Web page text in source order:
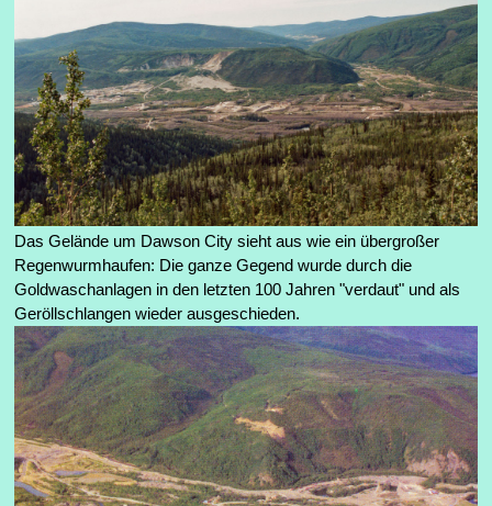
Das Gelände um Dawson City sieht aus wie ein übergroßer
Regenwurmhaufen: Die ganze Gegend wurde durch die
Goldwaschanlagen in den letzten 100 Jahren "verdaut" und als
Geröllschlangen wieder ausgeschieden.